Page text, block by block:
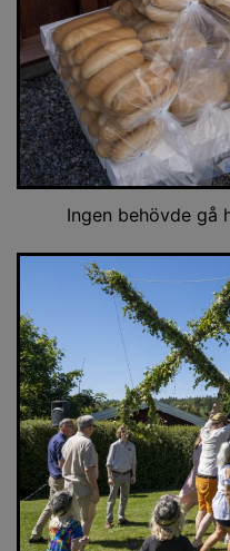
Ingen behövde gå